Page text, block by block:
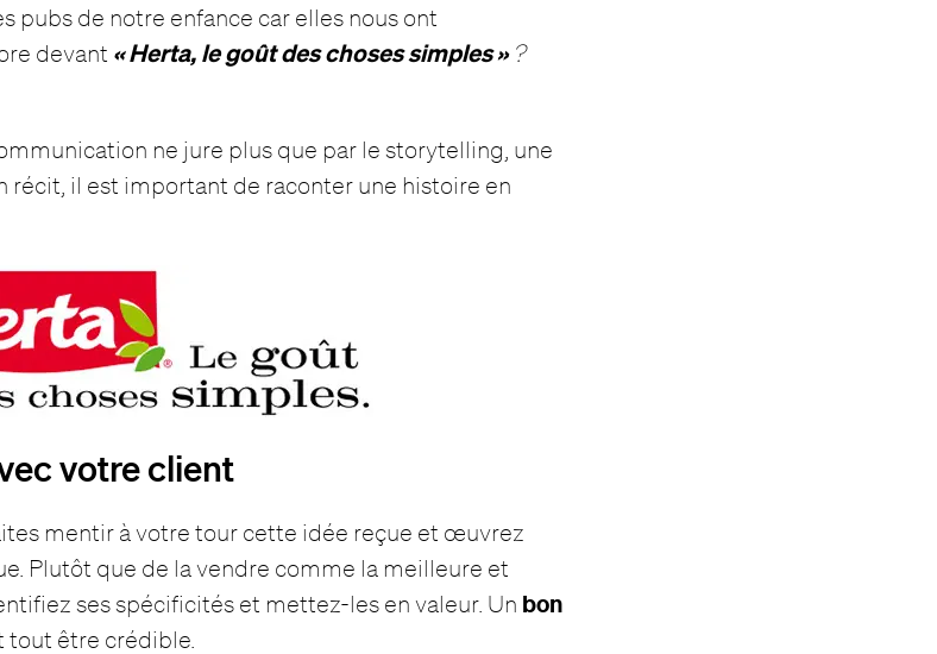
pubs de notre enfance car elles nous ont
devant « Herta, le goût des choses simples »?
ne jure plus que par le storytelling, une
récit, il est important de raconter une histoire en
votre client
mentir à votre tour cette idée reçue et œuvrez
Plutôt que de la vendre comme la meilleure et
ses spécificités et mettez-les en valeur. Un bon
tout être crédible.